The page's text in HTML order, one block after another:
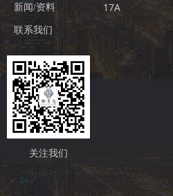
新闻/资料
联系我们
17A
关注我们